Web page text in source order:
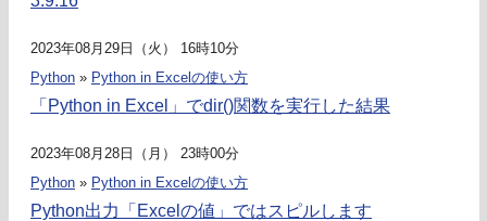
2023年08月29日（火） 16時10分
Python » Python in Excelの使い方
「Python in Excel」でdir()関数を実行した結果
2023年08月28日（月） 23時00分
Python » Python in Excelの使い方
Python出力「Excelの値」ではスピルします